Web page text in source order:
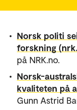
Norsk politi
forskning
på NRK.no.
Norsk-
kvaliteten på
Gunn Astrid